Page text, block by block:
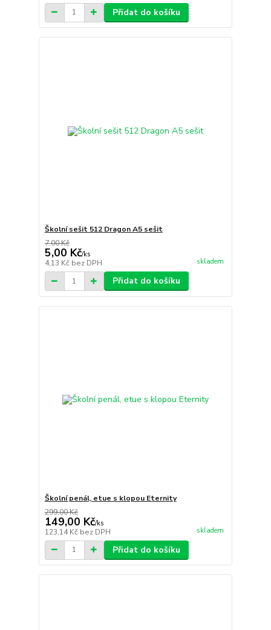
Přidat do košíku
Školní sešit 512 Dragon A5 sešit
7,00 Kč
5,00 Kč/ks
4,13 Kč bez DPH skladem
Přidat do košíku
Školní penál, etue s klopou Eternity
299,00 Kč
149,00 Kč/ks
123,14 Kč bez DPH skladem
Přidat do košíku